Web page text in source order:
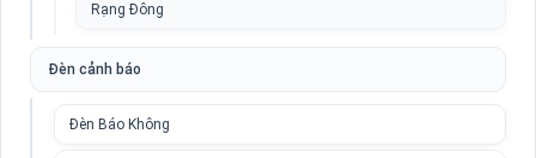
Rạng Đông
Đèn cảnh báo
Đèn Báo Không